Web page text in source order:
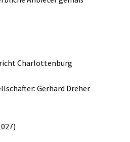
Charlottenburg
Gerhard Dreher